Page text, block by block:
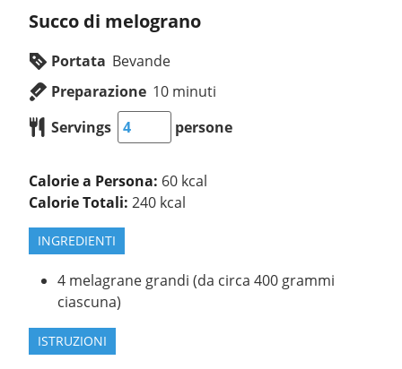
Succo di melograno
Portata Bevande
Preparazione 10 minuti
Servings
persone
Calorie a Persona: 60 kcal
Calorie Totali:240 kcal
INGREDIENTI
4 melagrane grandi (da circa 400 grammi
ciascuna)
ISTRUZIONI